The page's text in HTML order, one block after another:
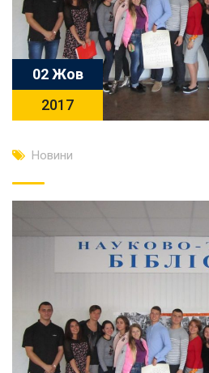
02 Жов
2017
Новини